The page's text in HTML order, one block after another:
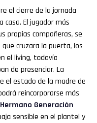
el cierre de la jornada
casa. El jugador más
propias compañeras, se
cruzara la puerta, los
el living, todavía
de presenciar. La
el estado de la madre de
reincorporarse más
Hermano Generación
sensible en el plantel y